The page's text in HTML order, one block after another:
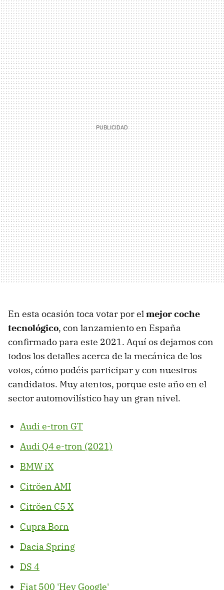
En esta ocasión toca votar por elmejor coche
tecnológico, con lanzamiento en España
confirmado para este 2021. Aquí os dejamos con
todos los detalles acerca de la mecánica de los
votos, cómo podéis participar y con nuestros
candidatos. Muy atentos, porque este año en el
sector automovilístico hay un gran nivel.
Audi e-tron GT
Audi Q4 e-tron (2021)
BMW iX
Citröen AMI
Citröen C5 X
Cupra Born
Dacia Spring
DS 4
Fiat 500 'Hey Google'